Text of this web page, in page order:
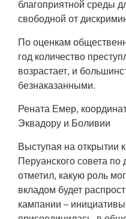
благоприятной среды
свободной от
По оценкам
год количество
возрастает, и
безнаказанными.
Рената Емер,
Эквадору и Боливии
Выступая на открытии
Перуанского совета
отметил, какую роль
вкладом будет
кампании –